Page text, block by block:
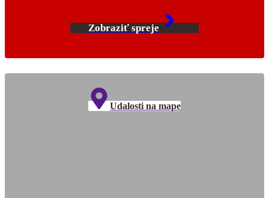
Zobraziť spreje
Udalosti na mape